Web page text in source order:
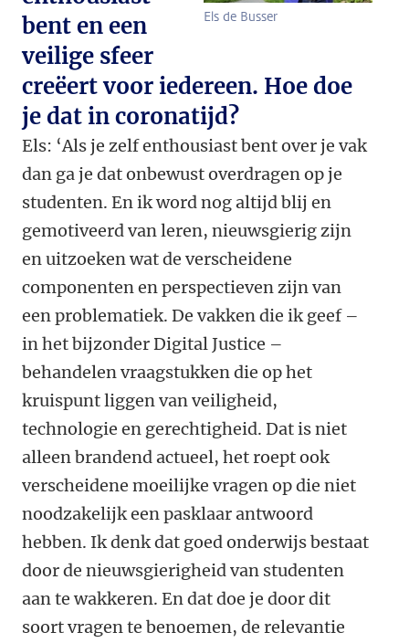
Els de Busser
bent en een
veilige sfeer
creëert voor iedereen. Hoe doe
je dat in coronatijd?
Els: ‘Als je zelf enthousiast bent over je vak
dan ga je dat onbewust overdragen op je
studenten. En ik word nog altijd blij en
gemotiveerd van leren, nieuwsgierig zijn
en uitzoeken wat de verscheidene
componenten en perspectieven zijn van
een problematiek. De vakken die ik geef –
in het bijzonder Digital Justice –
behandelen vraagstukken die op het
kruispunt liggen van veiligheid,
technologie en gerechtigheid. Dat is niet
alleen brandend actueel, het roept ook
verscheidene moeilijke vragen op die niet
noodzakelijk een pasklaar antwoord
hebben. Ik denk dat goed onderwijs bestaat
door de nieuwsgierigheid van studenten
aan te wakkeren. En dat doe je door dit
soort vragen te benoemen, de relevantie